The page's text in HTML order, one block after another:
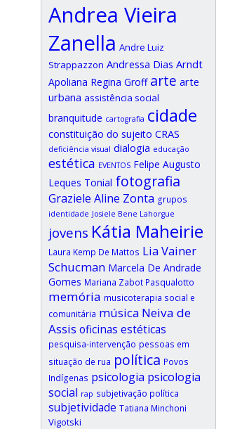
Andrea Vieira
Zanella Andre Luiz
Strappazzon Andressa Dias Arndt
Apoliana Regina Groff arte arte
urbana assistência social
branquitude cartografia cidade
constituição do sujeito CRAS
deficiência visual dialogia educação
estética EVENTOS Felipe Augusto
Leques Tonial fotografia
Graziele Aline Zonta grupos
identidade Josiele Bene Lahorgue
jovens Kátia Maheirie
Laura Kemp De Mattos Lia Vainer
Schucman Marcela De Andrade
Gomes Mariana Zabot Pasqualotto
memória musicoterapia social e
comunitária música Neiva de
Assis oficinas estéticas
pesquisa-intervenção pessoas em
situação de rua política Povos
Indígenas psicologia psicologia
social rap subjetivação política
subjetividade Tatiana Minchoni
Vigotski